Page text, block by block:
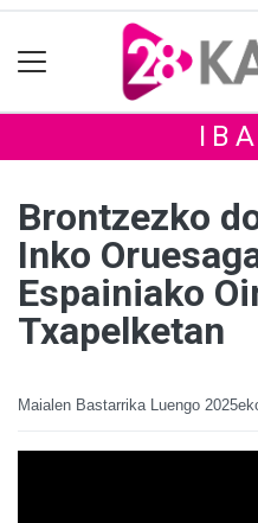
Brontzezko
Inko
Espainiako
Txapelketan
Maialen Bastarrika Luengo